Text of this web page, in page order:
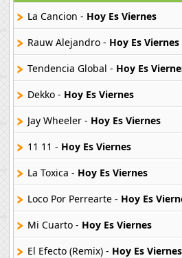
La Cancion - Hoy Es Viernes
Rauw Alejandro - Hoy Es Viernes
Tendencia Global - Hoy Es
Dekko - Hoy Es Viernes
Jay Wheeler - Hoy Es Viernes
11 11 - Hoy Es Viernes
La Toxica - Hoy Es Viernes
Loco Por Perrearte - Hoy Es
Mi Cuarto - Hoy Es Viernes
El Efecto (Remix) - Hoy Es Viernes